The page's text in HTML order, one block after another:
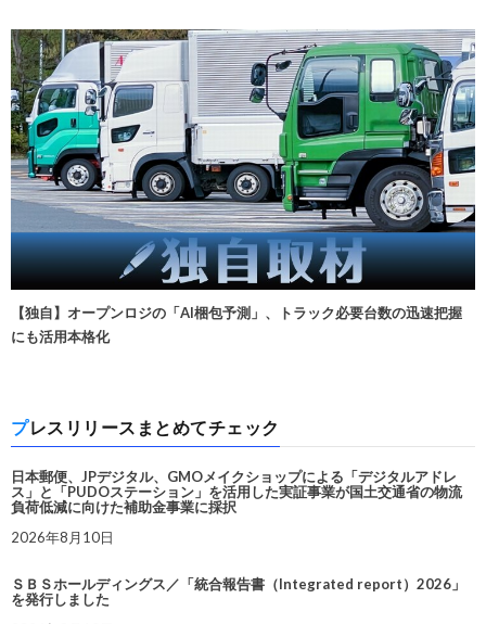
【独自】オープンロジの「AI梱包予測」、トラック必要台数の迅速把握
にも活用本格化
プレスリリースまとめてチェック
日本郵便、JPデジタル、GMOメイクショップによる「デジタルアドレ
ス」と「PUDOステーション」を活用した実証事業が国土交通省の物流
負荷低減に向けた補助金事業に採択
2026年8月10日
ＳＢＳホールディングス／「統合報告書（Integrated report）2026」
を発行しました